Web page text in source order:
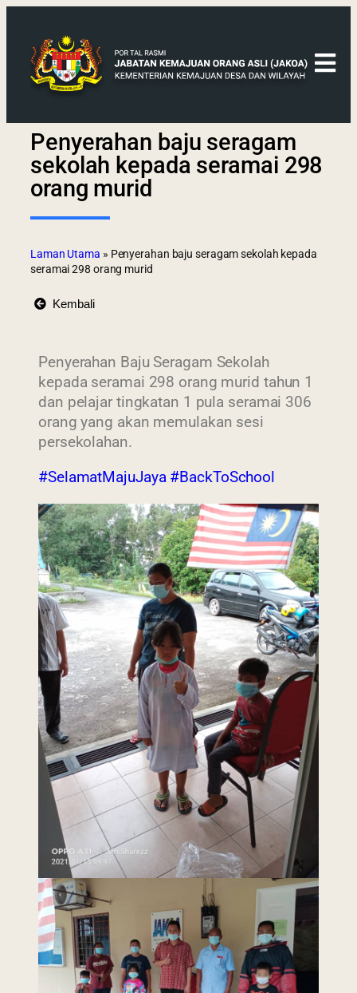
Penyerahan baju seragam
sekolah kepada seramai 298
orang murid
Laman Utama » Penyerahan baju seragam sekolah kepada
seramai 298 orang murid
Kembali
Penyerahan Baju Seragam Sekolah
kepada seramai 298 orang murid tahun 1
dan pelajar tingkatan 1 pula seramai 306
orang yang akan memulakan sesi
persekolahan.
#SelamatMajuJaya #BackToSchool